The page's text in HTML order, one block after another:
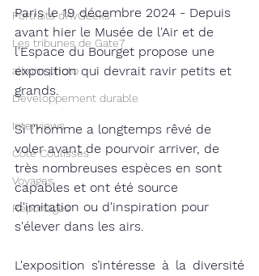
Portraits d'AvGeeks
Les tribunes de Gate7
album photo
Développement durable
Interviews
Coté Coulisses
Voyages
Reportages
Paris le 19 décembre 2024 - Depuis
avant hier le Musée de l'Air et de
l'Espace du Bourget propose une
exposition qui devrait ravir petits et
grands.
Si l'homme a longtemps rêvé de
voler avant de pourvoir arriver, de
très nombreuses espèces en sont
capables et ont été source
d'imitation ou d'inspiration pour
s'élever dans les airs.
L'exposition s’intéresse à la diversité